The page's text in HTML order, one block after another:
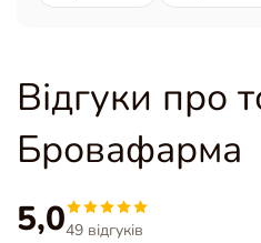
Відгуки про
Бровафарма
5,049 відгуків